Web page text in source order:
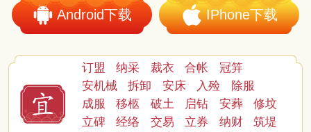
Android下载 IPhone下载
订盟 纳采 裁衣 合帐
冠笄
安机械
拆卸 安床 入殓
除服
成服
移柩 破土 启钻 安葬
修坟
立碑
经络 交易 立券 纳财
筑堤